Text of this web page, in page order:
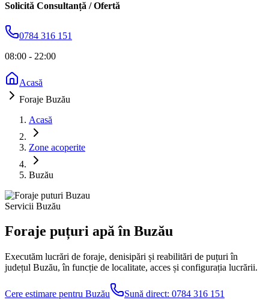
Solicită Consultanță / Ofertă
0784 316 151
08:00 - 22:00
Acasă
Foraje Buzău
Acasă
Zone acoperite
Buzău
Servicii Buzău
Foraje puțuri apă în Buzău
Executăm lucrări de foraje, denisipări și reabilitări de puțuri în
județul Buzău, în funcție de localitate, acces și configurația lucrării.
Cere estimare pentru Buzău Sună direct: 0784 316 151